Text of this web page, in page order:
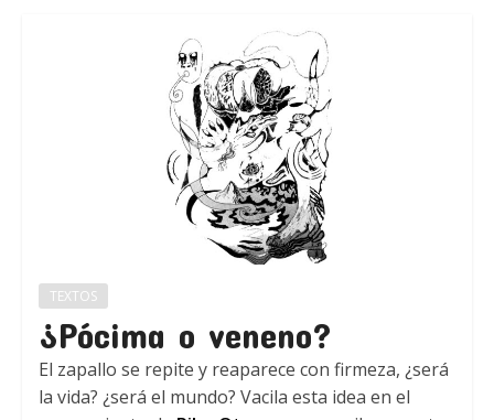
TEXTOS
¿Pócima o veneno?
El zapallo se repite y reaparece con firmeza, ¿será
la vida? ¿será el mundo? Vacila esta idea en el